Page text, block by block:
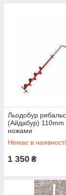
Льодобур
(Айдабур) 110mm
ножами
Немає в наявності
1 350 ₴